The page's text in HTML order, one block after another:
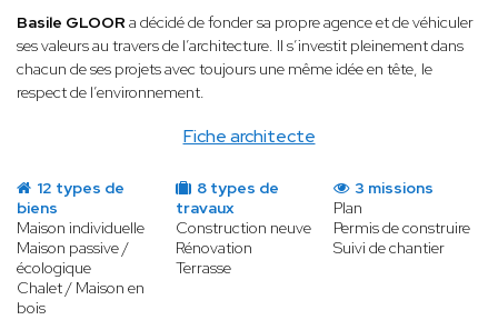
Fiche architecte
Basile GLOOR a décidé de fonder sa propre agence et de véhiculer
ses valeurs au travers de l’architecture. Il s’investit pleinement dans
chacun de ses projets avec toujours une même idée en tête, le
respect de l’environnement.
12 types de
biens
Maison individuelle
Maison passive /
écologique
Chalet / Maison en
bois
8 types de
travaux
Construction neuve
Rénovation
Terrasse
3 missions
Plan
Permis de construire
Suivi de chantier